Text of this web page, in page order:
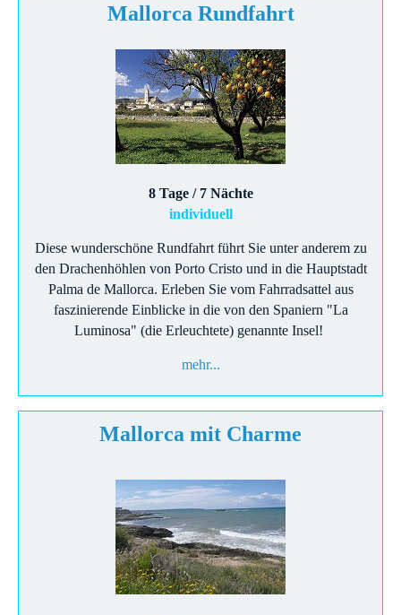
Mallorca Rundfahrt
8 Tage / 7 Nächte
individuell
Diese wunderschöne Rundfahrt führt Sie unter anderem zu
den Drachenhöhlen von Porto Cristo und in die Hauptstadt
Palma de Mallorca. Erleben Sie vom Fahrradsattel aus
faszinierende Einblicke in die von den Spaniern "La
Luminosa" (die Erleuchtete) genannte Insel!
mehr...
Mallorca mit Charme